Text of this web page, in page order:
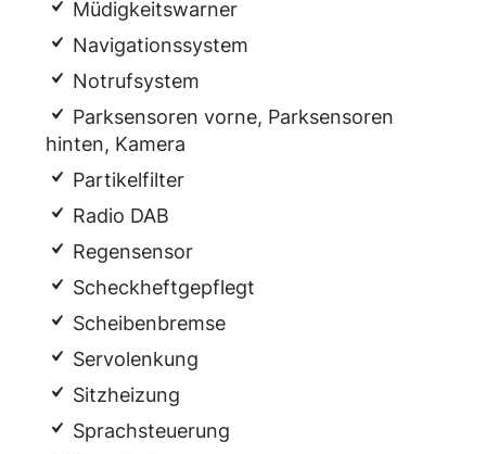
Müdigkeitswarner
Navigationssystem
Notrufsystem
Parksensoren vorne, Parksensoren
hinten, Kamera
Partikelfilter
Radio DAB
Regensensor
Scheckheftgepflegt
Scheibenbremse
Servolenkung
Sitzheizung
Sprachsteuerung